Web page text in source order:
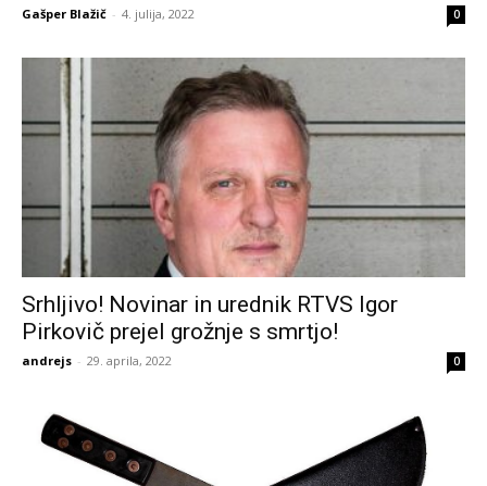
Gašper Blažič - 4. julija, 2022 0
Srhljivo! Novinar in urednik RTVS Igor
Pirkovič prejel grožnje s smrtjo!
andrejs - 29. aprila, 2022 0